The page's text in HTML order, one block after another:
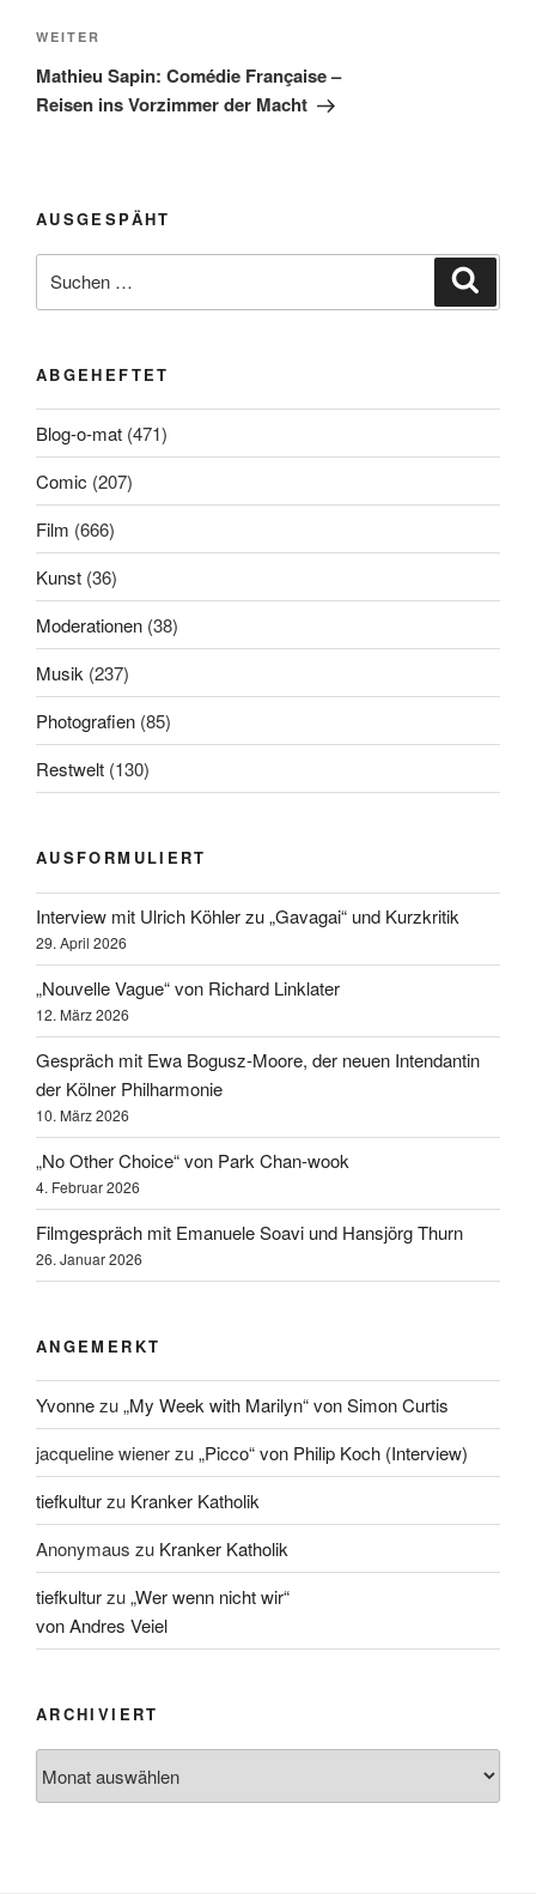
Nächster
Beitrag
WEITER
Mathieu Sapin: Comédie Française –
Reisen ins Vorzimmer der Macht
AUSGESPÄHT
nach:
ABGEHEFTET
Blog-o-mat (471)
Comic (207)
Film (666)
Kunst (36)
Moderationen (38)
Musik (237)
Photografien (85)
Restwelt (130)
AUSFORMULIERT
Interview mit Ulrich Köhler zu „Gavagai“ und Kurzkritik
29. April 2026
„Nouvelle Vague“ von Richard Linklater
12. März 2026
Gespräch mit Ewa Bogusz-Moore, der neuen Intendantin
der Kölner Philharmonie
10. März 2026
„No Other Choice“ von Park Chan-wook
4. Februar 2026
Filmgespräch mit Emanuele Soavi und Hansjörg Thurn
26. Januar 2026
ANGEMERKT
Yvonnezu„My Week with Marilyn“ von Simon Curtis
jacqueline wienerzu„Picco“ von Philip Koch (Interview)
tiefkulturzu Kranker Katholik
Anonymaus zu Kranker Katholik
tiefkulturzu„Wer wenn nicht wir“
von Andres Veiel
ARCHIVIERT